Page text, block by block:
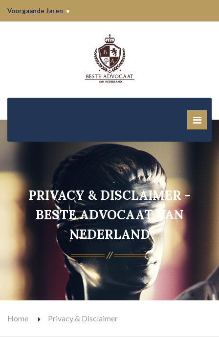
Voorgaande Jaren •
PRIVACY & DISCLAIMER -
BESTE ADVOCAAT VAN
NEDERLAND
Home Privacy & Disclaimer